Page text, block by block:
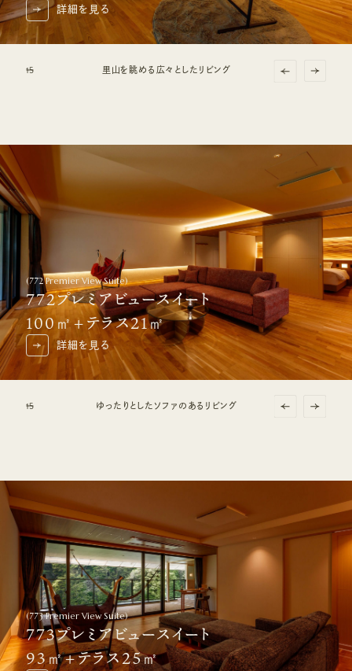
15 里山を眺める広々としたリビング
25 テラスの源泉かけ流し露天風呂
35 ロウリュサウナから里山を眺める
45 座り心地抜群のスペインハンモック
55 シモンズ最上級品質「リュクスシリーズ」
詳細を見る
詳細を見る
15 ゆったりとしたソファのあるリビング
25 テラスの源泉かけ流し露天風呂
35 ロウリュサウナから里山を眺める
45 シモンズ最上級品質のキングベッド
55 絶景をひとり占めできる露天風呂
(772 Premier View Suite)
772プレミアビュースイート
100㎡+テラス21㎡
詳細を見る
詳細を見る
(773 Premier View Suite)
773プレミアビュースイート
93㎡+テラス25㎡